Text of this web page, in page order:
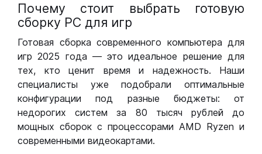
Почему стоит выбрать готовую
сборку РС для игр
Готовая сборка современного компьютера для
игр 2025 года — это идеальное решение для
тех, кто ценит время и надежность. Наши
специалисты уже подобрали оптимальные
конфигурации под разные бюджеты: от
недорогих систем за 80 тысяч рублей до
мощных сборок с процессорами AMD Ryzen и
современными видеокартами.